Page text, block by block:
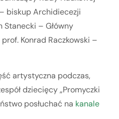
– biskup Archidiecezji
Stanecki – Główny
Konrad Raczkowski –
artystyczna podczas,
dziecięcy „Promyczki
posłuchać na kanale